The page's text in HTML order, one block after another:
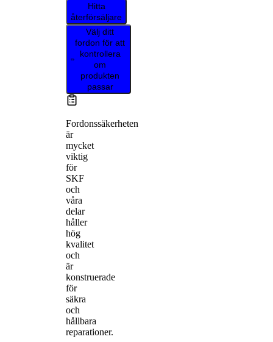
Hitta
återförsäljare
Välj ditt
fordon för att
kontrollera
om
produkten
passar
Fordonssäkerheten
är
mycket
viktig
för
SKF
och
våra
delar
håller
hög
kvalitet
och
är
konstruerade
för
säkra
och
hållbara
reparationer.